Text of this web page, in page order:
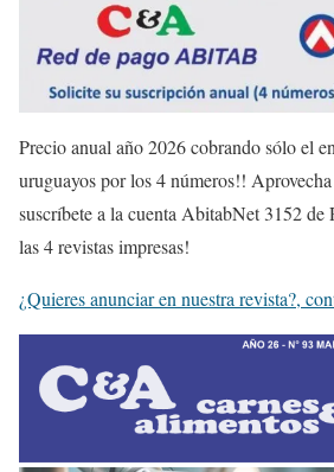
Precio anual año 2026 cobrando sólo el
uruguayos por los 4 números!!
suscríbete a la cuenta AbitabNet 3152
las 4 revistas impresas!
¿Quieres anunciar en nuestra revista?,